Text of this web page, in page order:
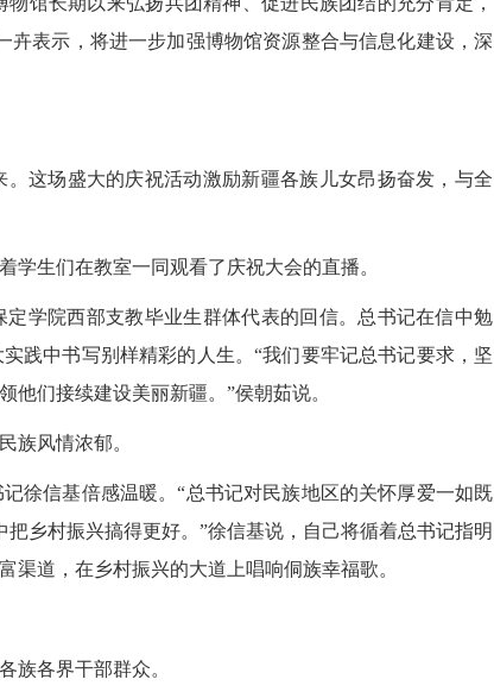
表示，将进一步加强博物馆资源整合与信息化建设，深
场盛大的庆祝活动激励新疆各族儿女昂扬奋发，与全
生们在教室一同观看了庆祝大会的直播。
学院西部支教毕业生群体代表的回信。总书记在信中勉
践中书写别样精彩的人生。“我们要牢记总书记要求，坚
他们接续建设美丽新疆。”侯朝茹说。
风情浓郁。
信基倍感温暖。“总书记对民族地区的关怀厚爱一如既
乡村振兴搞得更好。”徐信基说，自己将循着总书记指明
渠道，在乡村振兴的大道上唱响侗族幸福歌。
各界干部群众。